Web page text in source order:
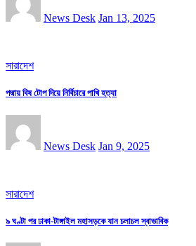
News Desk Jan 13, 2025
সারাদেশ
পদ্মায় বিষ টোপ দিয়ে নির্বিচারে পাখি হত্যা
News Desk Jan 9, 2025
সারাদেশ
৯ ঘণ্টা পর ঢাকা-টাঙ্গাইল মহাসড়কে যান চলাচল স্বাভাবিক